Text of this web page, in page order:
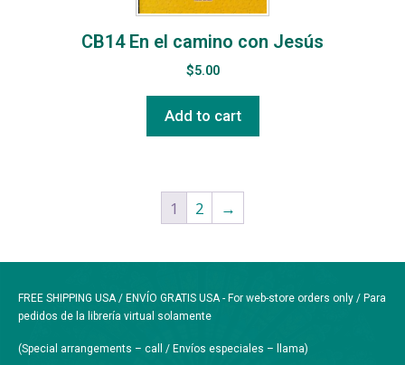
CB14 En el camino con Jesús
$5.00
Add to cart
1 2 →
FREE SHIPPING USA / ENVÍO GRATIS USA - For web-store orders only / Para
pedidos de la librería virtual solamente
(Special arrangements – call / Envíos especiales – llama)